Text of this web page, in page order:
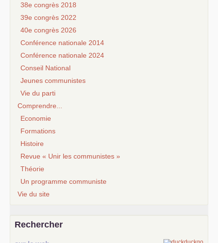
38e congrès 2018
39e congrès 2022
40e congrès 2026
Conférence nationale 2014
Conférence nationale 2024
Conseil National
Jeunes communistes
Vie du parti
Comprendre...
Economie
Formations
Histoire
Revue « Unir les communistes »
Théorie
Un programme communiste
Vie du site
Rechercher